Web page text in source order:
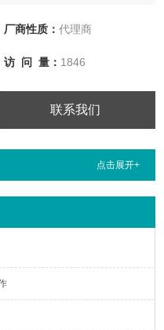
厂商性质： 代理商
访 问 量： 1846
联系我们
点击展开+